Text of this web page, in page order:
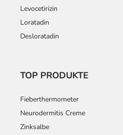
Levocetirizin
Loratadin
Desloratadin
TOP PRODUKTE
Fieberthermometer
Neurodermitis Creme
Zinksalbe